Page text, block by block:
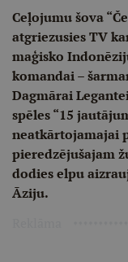
Ceļojumu šova
atgriezusies TV
maģisko
komandai –
Dagmārai
spēles “15
neatkārtojamajai
pieredzējušajam
dodies elpu
Āziju.